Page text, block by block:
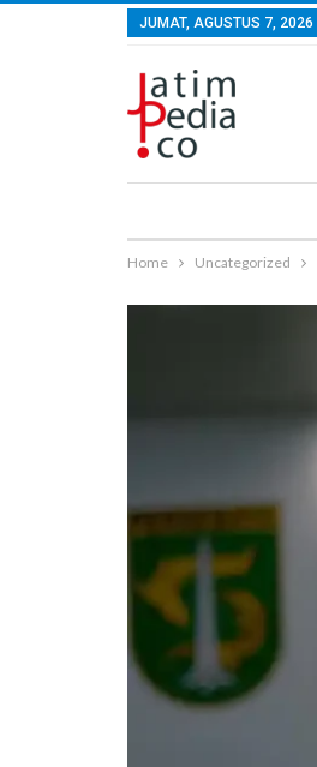
JUMAT, AGUSTUS 7, 2026
Home Uncategorized